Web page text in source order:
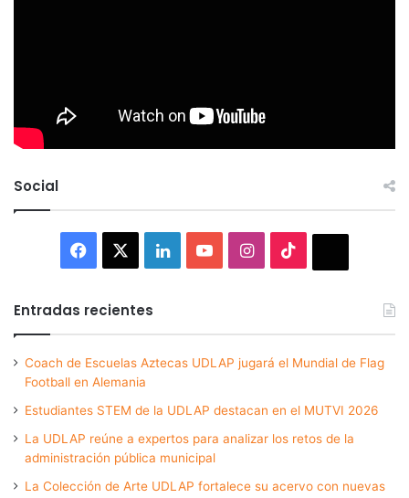
Social
Facebook LinkedInYouTubeInstagram
Entradas recientes
Coach de Escuelas Aztecas UDLAP jugará el Mundial de Flag
Football en Alemania
Estudiantes STEM de la UDLAP destacan en el MUTVI 2026
La UDLAP reúne a expertos para analizar los retos de la
administración pública municipal
La Colección de Arte UDLAP fortalece su acervo con nuevas